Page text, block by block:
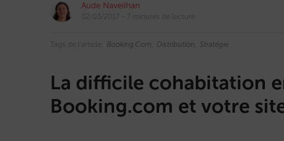
Aude Naveilhan
02/03/2017 7 minutes de lecture
Tags de l'article: Booking.com Distribution Stratégie
La difficile cohabitation
Booking.com et votre